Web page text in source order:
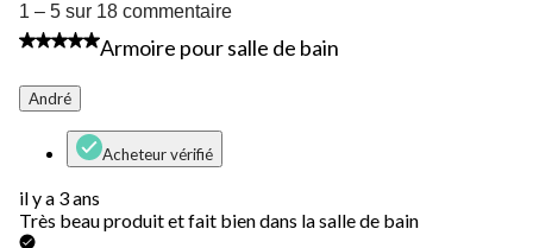
1
à
5
18
1 – 5 sur 18 commentaire
5 étoile(s) sur 5.
Armoire pour salle de bain
André
Acheteur vérifié
il y a 3 ans
Très beau produit et fait bien dans la salle de bain